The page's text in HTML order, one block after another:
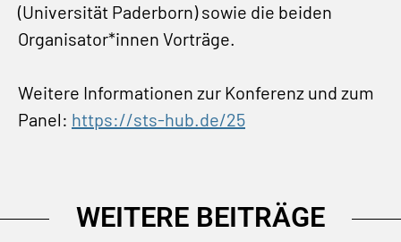
(Universität Paderborn) sowie die beiden
Organisator*innen Vorträge.
Weitere Informationen zur Konferenz und zum
Panel: https://sts-hub.de/25
WEITERE BEITRÄGE